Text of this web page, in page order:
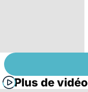
Plus de